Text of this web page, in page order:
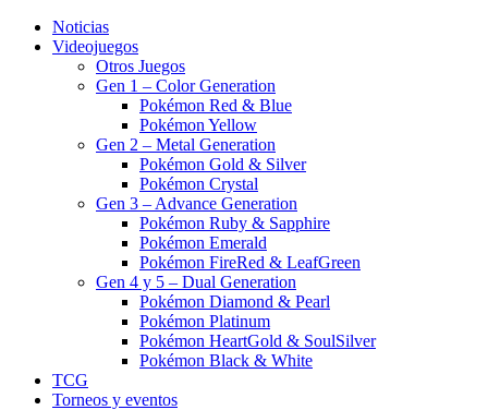
Noticias
Videojuegos
Otros Juegos
Gen 1 – Color Generation
Pokémon Red & Blue
Pokémon Yellow
Gen 2 – Metal Generation
Pokémon Gold & Silver
Pokémon Crystal
Gen 3 – Advance Generation
Pokémon Ruby & Sapphire
Pokémon Emerald
Pokémon FireRed & LeafGreen
Gen 4 y 5 – Dual Generation
Pokémon Diamond & Pearl
Pokémon Platinum
Pokémon HeartGold & SoulSilver
Pokémon Black & White
TCG
Torneos y eventos